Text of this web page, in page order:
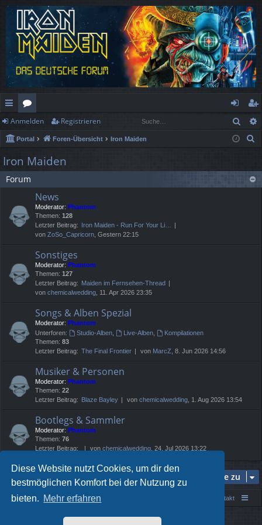
Diese Website nutzt Cookies, um dir den
bestmöglichen Komfort bei der Nutzung zu
bieten. Mehr erfahren
ch
ne
llz
ug
or
en
n
m
eg
ist
re
Anmelden Registrieren
Portal Foren-Übersicht Iron Maiden
e
Iron Maiden
Forum
News
Moderator: Phantom
Themen: 128
Letzter Beitrag: Iron Maiden - Run For Your Li…
von ZoSo_Capricorn , Gestern 22:15
Sonstiges
Moderator: Phantom
Themen: 127
Letzter Beitrag: Maiden im Fernsehen-Thread
von chemicalwedding , 11. Apr 2026 23:35
Songs & Alben Spezial
Moderator: Phantom
Unterforen:
Studio-Alben, Live-Alben,
Kompilationen
Themen: 83
Letzter Beitrag: The Final Frontier von MarcZ , 8. Jun 2026 14:56
Musiker & Personen
Moderator: Phantom
Themen: 22
Letzter Beitrag: Blaze Bayley von chemicalwedding , 1. Aug 2026 13:54
Bootlegs & Sammler
Moderator: Phantom
Themen: 76
Letzter Beitrag:
von chemicalwedding , 24. Jul 2026 13:22
Gehe zu
Portal Foren-Übersicht Kontakt
Powered byphpBB® Forum Software © phpBB Limited